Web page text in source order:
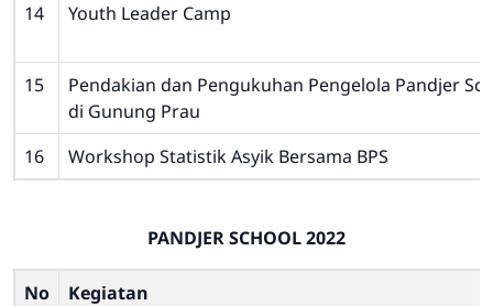
14
Youth Leader Camp
15
Pendakian dan Pengukuhan Pengelola Pandjer
di Gunung Prau
16
Workshop Statistik Asyik Bersama BPS
PANDJER SCHOOL 2022
No
Kegiatan